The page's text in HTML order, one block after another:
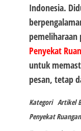
Indonesia.
pemeliharaan
Penyekat
untuk
pesan, tetap
Kategori Artikel
Penyekat